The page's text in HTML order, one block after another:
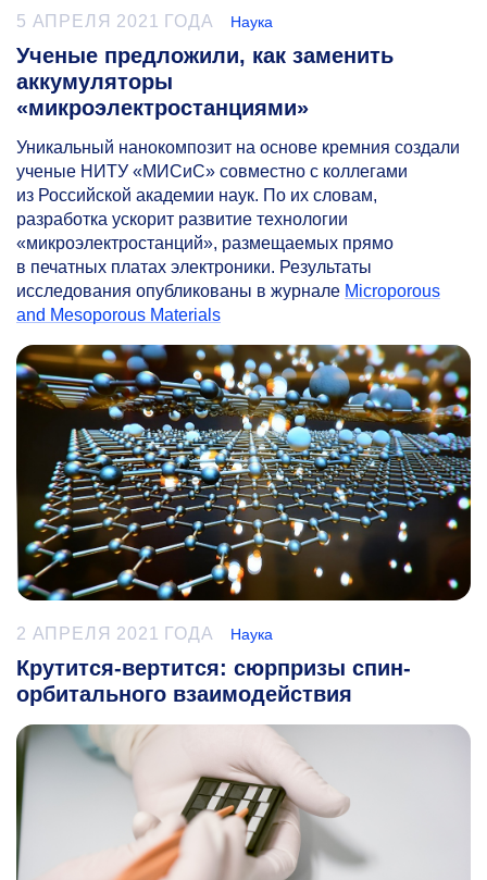
5 АПРЕЛЯ 2021 ГОДА Наука
Ученые предложили, как заменить
аккумуляторы
«микроэлектростанциями»
Уникальный нанокомпозит на основе кремния создали
ученые НИТУ «МИСиС» совместно с коллегами
из Российской академии наук. По их словам,
разработка ускорит развитие технологии
«микроэлектростанций», размещаемых прямо
в печатных платах электроники. Результаты
исследования опубликованы в журнале Microporous
and Mesoporous Materials
2 АПРЕЛЯ 2021 ГОДА Наука
Крутится-вертится: сюрпризы спин-
орбитального взаимодействия